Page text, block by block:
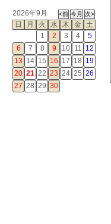
2026年9月
日
月 火 水 木 金
土
1
2 3 4
5
6
7 8 9 10 11 12
13 14 15 16 17 18 19
20 21 22 23 24 25 26
27 28 29 30